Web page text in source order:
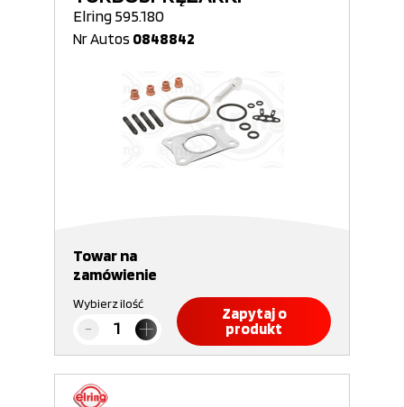
Elring 595.180
Nr Autos 0848842
Towar na
zamówienie
Wybierz ilość
Zapytaj o
produkt